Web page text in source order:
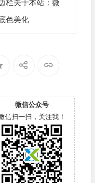
栏关于本站：微
色美化
微信公众号
信扫一扫，关注我！